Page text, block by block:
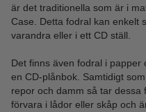
är det traditionella som är i
Case. Detta fodral kan enkelt
varandra eller i ett CD ställ.
Det finns även fodral i
en CD-plånbok. Samtidigt
repor och damm så tar dessa
förvara i lådor eller skåp och